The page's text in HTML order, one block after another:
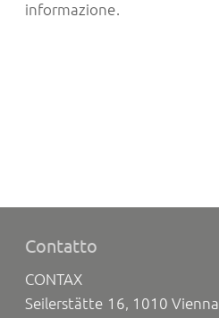
informazione.
Contatto
CONTAX
Seilerstätte 16, 1010 Vienna